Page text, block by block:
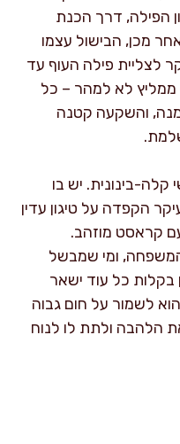
הפילה, דרך הכנת
מכן, הבישול עצמו
בעיקר לצליית פילה העוף עד
לא למהר – כל
והשקעה קטנה
בינונית. יש בו
הקפדה על טיגון עדין
קראסט מוזהב.
ומי שמבשל
בקלות כל עוד ישאר
לשמור על חום גבוה
הלהבה ולתת לו לנוח